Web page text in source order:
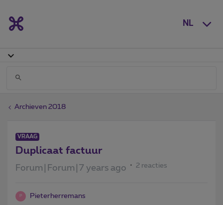
NL
Archieven 2018
VRAAG
Duplicaat factuur
Forum|Forum|7 years ago 2 reacties
P Pieterherremans